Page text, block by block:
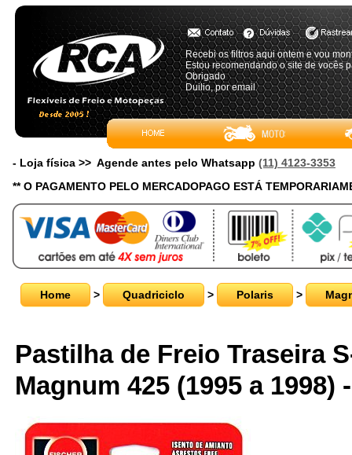
Recebi os filtros aqui ontem e vou
Estou recomendando o site de vocês
Obrigado
Duilio, por email
- Loja física >> Agende antes pelo Whatsapp (11) 4123-3353
** O PAGAMENTO PELO MERCADOPAGO ESTÁ
Home > Quadriciclo > Polaris >
Pastilha de Freio Traseira
Magnum 425 (1995 a